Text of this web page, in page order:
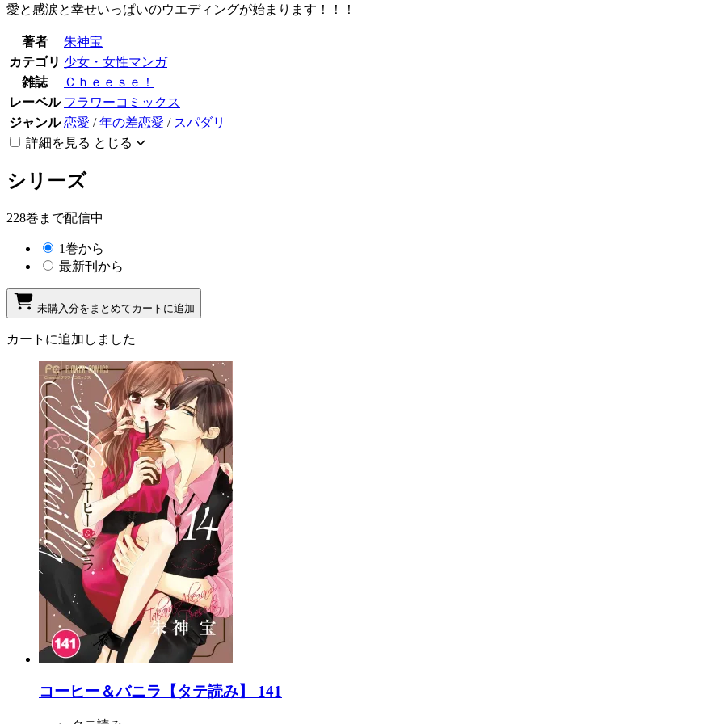
愛と感涙と幸せいっぱいのウエディングが始まります！！！
著者
朱神宝
カテゴリ 少女・女性マンガ
雑誌
Ｃｈｅｅｓｅ！
レーベル フラワーコミックス
ジャンル 恋愛 /年の差恋愛 / スパダリ
詳細を見る とじる
シリーズ
228巻まで配信中
1巻から
最新刊から
未購入分をまとめてカートに追加
カートに追加しました
コーヒー＆バニラ【タテ読み】 141